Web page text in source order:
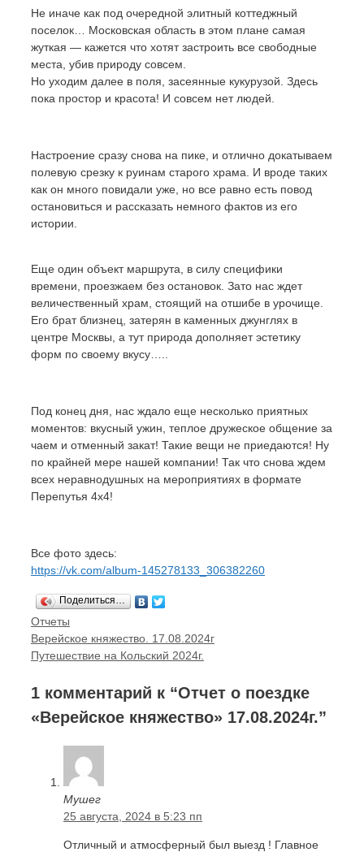
Не иначе как под очередной элитный коттеджный
поселок… Московская область в этом плане самая
жуткая — кажется что хотят застроить все свободные
места, убив природу совсем.
Но уходим далее в поля, засеянные кукурузой. Здесь
пока простор и красота! И совсем нет людей.
Настроение сразу снова на пике, и отлично докатываем
полевую срезку к руинам старого храма. И вроде таких
как он много повидали уже, но все равно есть повод
остановиться и рассказать немного фактов из его
истории.
Еще один объект маршрута, в силу специфики
времени, проезжаем без остановок. Зато нас ждет
величественный храм, стоящий на отшибе в урочище.
Его брат близнец, затерян в каменных джунглях в
центре Москвы, а тут природа дополняет эстетику
форм по своему вкусу…..
Под конец дня, нас ждало еще несколько приятных
моментов: вкусный ужин, теплое дружеское общение за
чаем и отменный закат! Такие вещи не приедаются! Ну
по крайней мере нашей компании! Так что снова ждем
всех неравнодушных на мероприятиях в формате
Перепутья 4х4!
Все фото здесь:
https://vk.com/album-145278133_306382260
Поделиться…
Рубрики
Отчеты
Навигация
записи
Верейское княжество. 17.08.2024г
Путешествие на Кольский 2024г.
1 комментарий к “Отчет о поездке
«Верейское княжество» 17.08.2024г.”
Мушег
25 августа, 2024 в 5:23 пп
Отличный и атмосферный был выезд ! Главное